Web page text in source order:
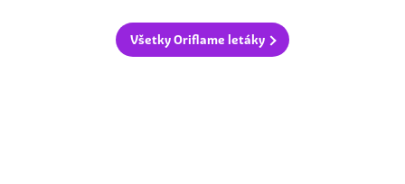
Všetky Oriflame letáky